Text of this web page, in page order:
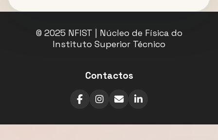
© 2025 NFIST | Núcleo de Física do
Instituto Superior Técnico
Contactos